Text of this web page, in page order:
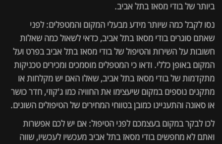
ביותר של בודי מסאז בתל אביב.
נסו לקבל כמה שיותר מידע מבעלי המקום והמטפלים: לפני
שאתם סוגרים בודי מסאז בתל אביב, כדאי לשאול כמה שאלות
חשובות על השירות והטיפול של בודי מסאז בתל אביב בפרט ועל
המקום באופן כללי. ודאו כי המטפלים מוסמכים ומכירים טכניקות
מתקדמות של בודי מסאז בתל אביב, שאלו האם יש מקלחות או
מתקנים נוספים במקום שיעצימו את החוויה כמו ג'קוזי, חדר כושר
או סאונה והתעניינו כמובן בטווחי המחירים של הטיפולים השונים.
לכו לבקר במקום בעצמכם לפני הטיפול: אם יש לכם אפשרות
ואתם לא מחפשים בודי מסאז בתל אביב מעכשיו לעכשיו, שווה